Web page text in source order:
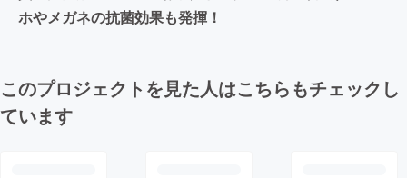
ホやメガネの抗菌効果も発揮！
このプロジェクトを見た人はこちらもチェックし
ています